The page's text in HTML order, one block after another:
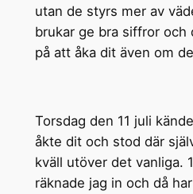
utan de styrs mer av
brukar ge bra siffror och
på att åka dit även om
Torsdag den 11 juli
åkte dit och stod där
kväll utöver det vanliga.
räknade jag in och då